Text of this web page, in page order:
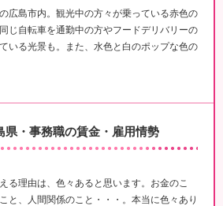
広島市内。観光中の方々が乗っている赤色の
じ自転車を通勤中の方やフードデリバリーの
いる光景も。また、水色と白のポップな色の
県・事務職の賃金・雇用情勢
る理由は、色々あると思います。お金のこ
と、人間関係のこと・・・。本当に色々あり